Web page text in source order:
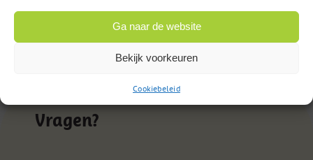
Ga naar de website
Bekijk voorkeuren
Cookiebeleid
Vragen?